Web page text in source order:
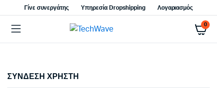
Γίνε συνεργάτης Υπηρεσία Dropshipping Λογαριασμός
0
ΣΥΝΔΕΣΗ ΧΡΗΣΤΗ